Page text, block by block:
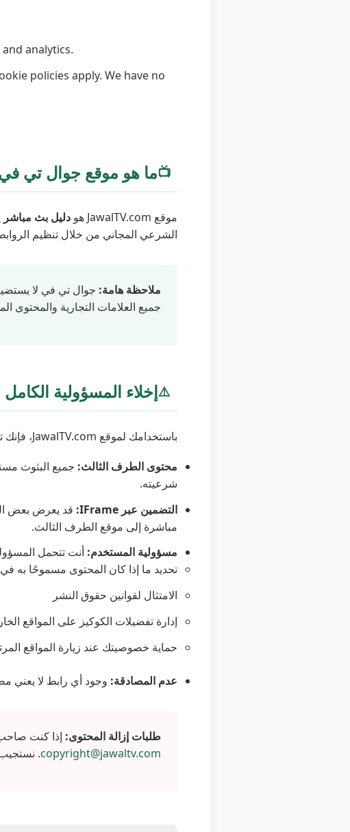
analytics.
policies apply. We have no
📺ما هو موقع جوال تي
موقع JawalTV.com هو دليل بث مباشر
الشرعي المجاني من خلال تنظيم
ملاحظة هامة: جوال تي في لا
جميع العلامات التجارية والمحتوى
⚠️إخلاء المسؤولية الكامل
باستخدامك لموقع JawalTV.com، فإنك تقر وتوافق على الشروط التالية:
محتوى الطرف الثالث: جميع البثوث
شرعيته.
التضمين عبر IFrame:
مباشرة إلى موقع الطرف الثالث.
مسؤولية المستخدم: أنت تتحمل
تحديد ما إذا كان المحتوى مسموحًا به
الامتثال لقوانين حقوق النشر
إدارة تفضيلات الكوكيز على المواقع
حماية خصوصيتك عند زيارة المواقع
عدم المصادقة: وجود أي رابط لا يعني
طلبات إزالة المحتوى: إذا كنت
copyright@jawaltv.com
.